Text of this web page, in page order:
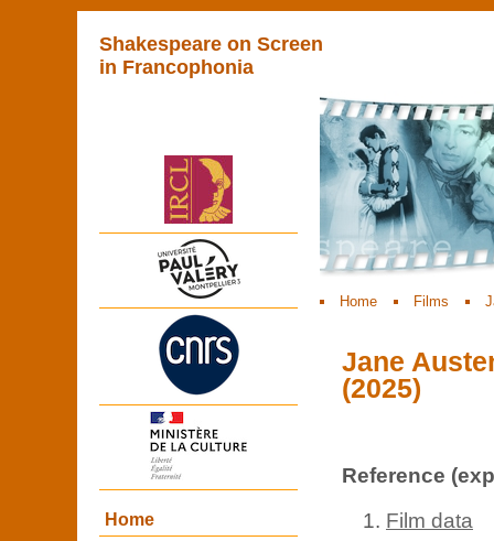
Shakespeare on Screen
in Francophonia
Home Films
Home
Jane
(2025)
Reference
Film data